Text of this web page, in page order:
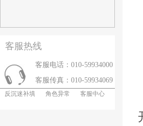
客服热线
客服电话：010-59934000
客服传真：010-59934069
反沉迷补填 角色异常 客服中心